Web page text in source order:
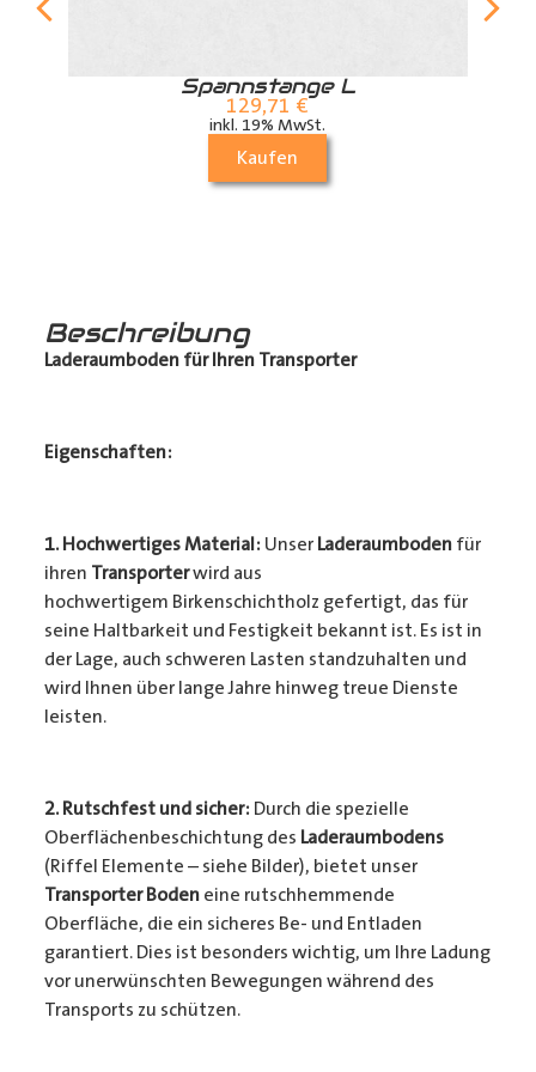
Spannstange L
129,71 €
inkl. 19% MwSt.
Kaufen
Beschreibung
Laderaumboden für Ihren Transporter
Eigenschaften:
1. Hochwertiges Material: Unser Laderaumbodenfür
ihren Transporterwird aus
hochwertigem Birkenschichtholz gefertigt, das für
seine Haltbarkeit und Festigkeit bekannt ist. Es ist in
der Lage, auch schweren Lasten standzuhalten und
wird Ihnen über lange Jahre hinweg treue Dienste
leisten.
2. Rutschfest und sicher: Durch die spezielle
Oberflächenbeschichtung des Laderaumbodens
(Riffel Elemente – siehe Bilder), bietet unser
Transporter Bodeneine rutschhemmende
Oberfläche, die ein sicheres Be- und Entladen
garantiert. Dies ist besonders wichtig, um Ihre Ladung
vor unerwünschten Bewegungen während des
Transports zu schützen.